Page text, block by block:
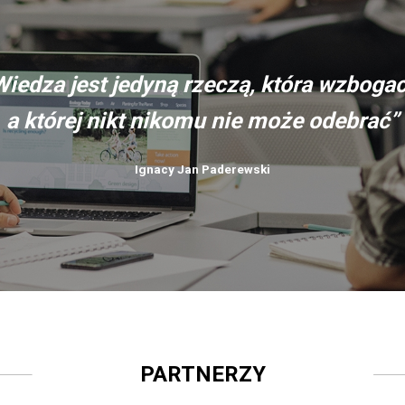
jest jedyną rzeczą, która
a której nikt nikomu nie może odebrać”
Ignacy Jan Paderewski
PARTNERZY